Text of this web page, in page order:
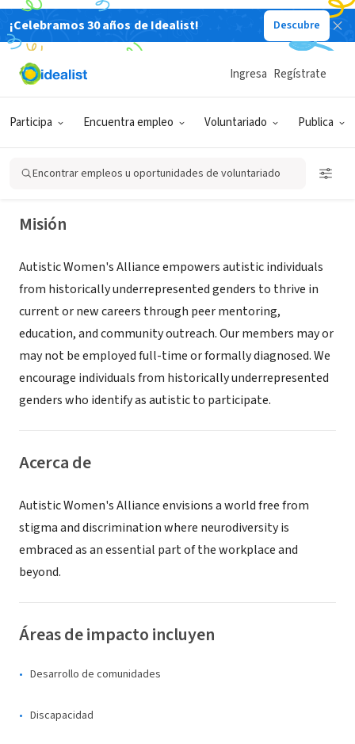
¡Celebramos 30 años de Idealist! Descubre
Participa Encuentra empleo Voluntariado Publica
Ingresa Regístrate
Encontrar empleos u oportunidades de voluntariado
Autistic Women's Alliance
Pittsburg, CA autisticwomensalliance.com
Misión
Autistic Women's Alliance empowers autistic individuals
from historically underrepresented genders to thrive in
current or new careers through peer mentoring,
education, and community outreach. Our members may or
may not be employed full-time or formally diagnosed. We
encourage individuals from historically underrepresented
genders who identify as autistic to participate.
Acerca de
Autistic Women's Alliance envisions a world free from
stigma and discrimination where neurodiversity is
embraced as an essential part of the workplace and
beyond.
Áreas de impacto incluyen
Desarrollo de comunidades
Discapacidad